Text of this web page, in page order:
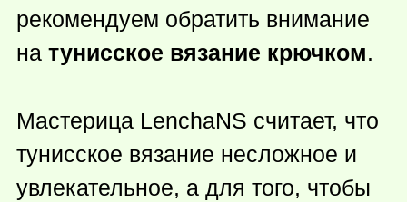
рекомендуем обратить внимание
на тунисское вязание крючком.
Мастерица LenchaNS считает, что
тунисское вязание несложное и
увлекательное, а для того, чтобы